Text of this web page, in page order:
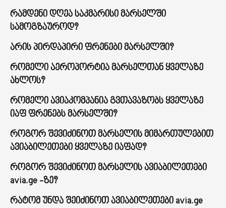
რამდენი დღეა საკმარისი მარსელში
სამოგზაუროდ?
არის პირდაპირი ფრენები მარსელში?
რომელი აეროპორტია მარსელთან ყველაზე
ახლოს?
რომელი ავიაკომპანია გვთავაზობს ყველაზე
იაფ ფრენებს მარსელში?
როგორ შევიძინოთ მარსელის მიმართულებით
ავიაბილეთები ყველაზე იაფად?
როგორ შევიძინოთ მარსელის ავიაბილეთები
avia.ge -ზე?
რატომ უნდა შეიძინოთ ავიაბილეთები avia.ge